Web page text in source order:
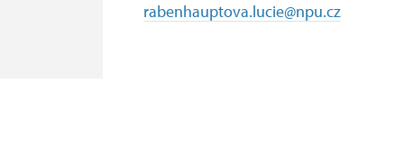
rabenhauptova.lucie@npu.cz